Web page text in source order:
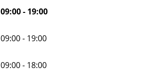
09:00- 19:00
09:00- 19:00
09:00- 18:00